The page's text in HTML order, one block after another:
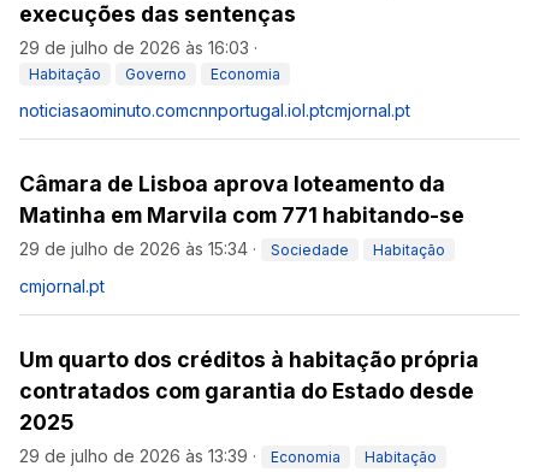
execuções das sentenças
29 de julho de 2026 às 16:03 ·
Habitação Governo Economia
noticiasaominuto.comcnnportugal.iol.ptcmjornal.pt
Câmara de Lisboa aprova loteamento da
Matinha em Marvila com 771 habitando-se
29 de julho de 2026 às 15:34 · Sociedade Habitação
cmjornal.pt
Um quarto dos créditos à habitação própria
contratados com garantia do Estado desde
2025
29 de julho de 2026 às 13:39 · Economia Habitação